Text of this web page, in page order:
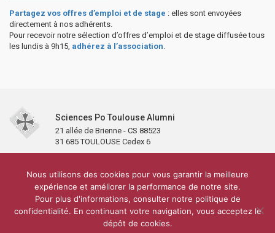
Partagez vos offres d’emploi et de stage : elles sont envoyées
directement à nos adhérents.
Pour recevoir notre sélection d’offres d’emploi et de stage diffusée tous
les lundis à 9h15, adhérez à l’association
Sciences Po Toulouse Alumni
21 allée de Brienne - CS 88523
31 685 TOULOUSE Cedex 6
Partenaires et soutiens
Lettre d’information
Réseaux sociaux
Sciences Po Toulouse
Carré Alumni de la bibliothèque de Sciences Po Toulouse
10 000 diplômés
Réseau ScPo
Mentions légales Politique de confidentialité
Plan du site
Nous utilisons des cookies pour vous garantir la meilleure
expérience et améliorer la performance de notre site.
Pour plus d'informations, consulter notre politique de
confidentialité. En continuant votre navigation, vous acceptez le
dépôt de cookies.